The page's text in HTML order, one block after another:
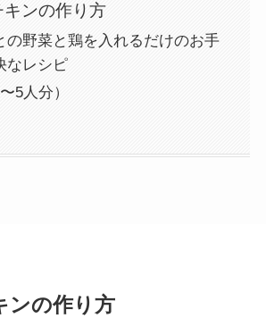
キンの作り方
の野菜と鶏を入れるだけのお手
なレシピ
5人分）
ンの作り方